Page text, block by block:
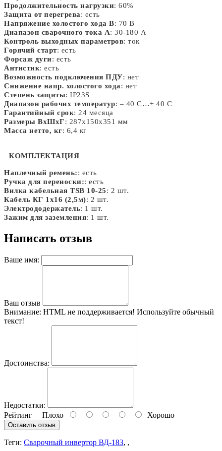
Продолжительность нагрузки: 60%
Защита от перегрева: есть
Напряжение холостого хода В: 70 В
Диапазон сварочного тока А: 30-180 А
Контроль выходных параметров: ток
Горячий старт: есть
Форсаж дуги: есть
Антистик: есть
Возможность подключения ПДУ: нет
Снижение напр. холостого хода: нет
Степень защиты: IP23S
Диапазон рабочих температур: – 40 С…+ 40 С
Гарантийный срок: 24 месяца
Размеры ВхШхГ: 287х150х351 мм
Масса нетто, кг: 6,4 кг
КОМПЛЕКТАЦИЯ
Наплечный ремень:: есть
Ручка для переноски:: есть
Вилка кабельная TSB 10-25: 2 шт.
Кабель КГ 1х16 (2,5м): 2 шт.
Электрододержатель: 1 шт.
Зажим для заземления: 1 шт.
Написать отзыв
Ваше имя:
Ваш отзыв
Внимание: HTML не поддерживается! Используйте обычный
текст!
Достоинства:
Недостатки:
Рейтинг Плохо Хорошо
Оставить отзыв
Теги: Сварочный инвертор ВД-183, ,